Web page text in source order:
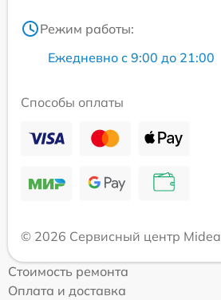
Режим работы:
Ежедневно с 9:00 до 21:00
Способы оплаты
© 2026 Сервисный центр Midea
Стоимость ремонта
Оплата и доставка